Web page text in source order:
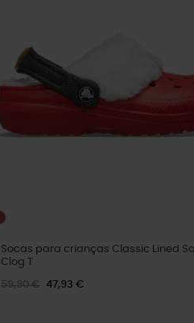
Socas para crianças Classic Lined
Clog T
59,90 € 47,93 €